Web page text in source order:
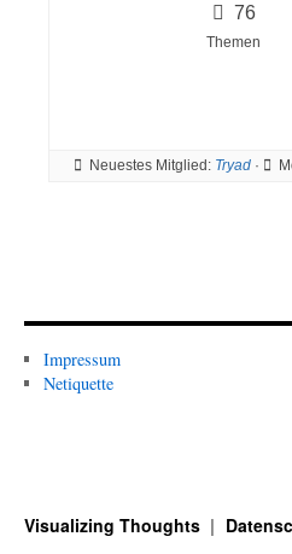
76
Themen
Neuestes Mitglied: Tryad ·
Impressum
Netiquette
Visualizing Thoughts